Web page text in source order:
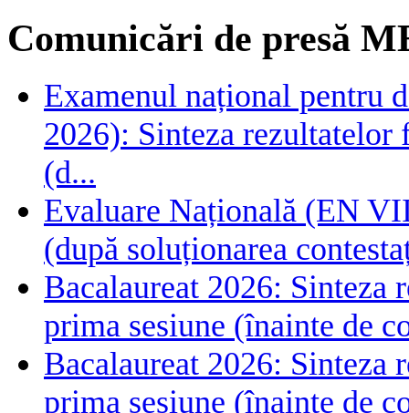
Comunicări de presă
Examenul național pentru
2026): Sinteza rezultatelor
(d...
Evaluare Națională (EN
(după soluționarea
Bacalaureat 2026:
prima sesiune (înainte de
Bacalaureat 2026:
prima sesiune (înainte de